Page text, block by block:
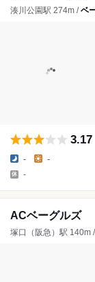
湊川公園駅 274m /ベ
3.17
- -
-
ACベーグルズ
塚口（阪急）駅 140m /